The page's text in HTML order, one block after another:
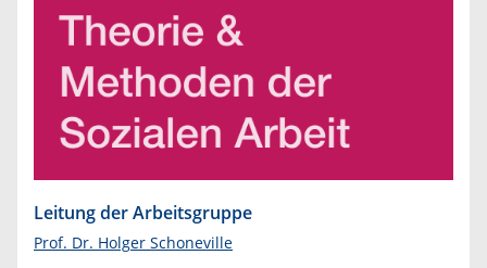
Leitung der Arbeitsgruppe
Prof. Dr. Holger Schoneville